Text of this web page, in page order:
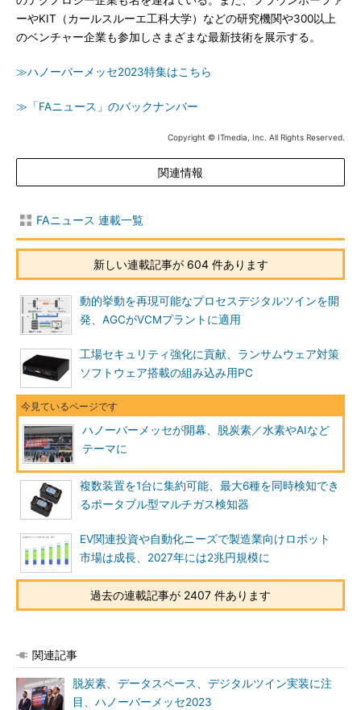
ーやKIT（カールスルーエ工科大学）などの研究機関や300以上
のベンチャー企業も参加しさまざまな最新技術を展示する。
≫ハノーバーメッセ2023特集はこちら
≫「FAニュース」のバックナンバー
Copyright © ITmedia, Inc. All Rights Reserved.
関連情報
FAニュース 連載一覧
新しい連載記事が 604 件あります
動的挙動を再現可能なプロセスデジタルツインを開
発、AGCがVCMプラントに適用
工場セキュリティ強化に貢献、ランサムウェア対策
ソフトウェア搭載の組み込み用PC
ハノーバーメッセが開幕、脱炭素／水素やAIなど
テーマに
複数装置を1台に集約可能、最大6種を同時検知でき
るポータブル型マルチガス検知器
EV関連投資や自動化ニーズで製造業向けロボット
市場は成長、2027年には2兆円規模に
過去の連載記事が 2407 件あります
関連記事
脱炭素、データスペース、デジタルツイン実装に注
目、ハノーバーメッセ2023